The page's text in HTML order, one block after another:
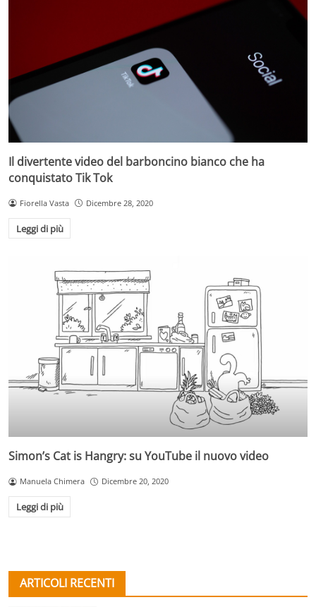
Il divertente video del barboncino bianco che ha
conquistato Tik Tok
Fiorella Vasta Dicembre 28, 2020
Leggi di più
Simon’s Cat is Hangry: su YouTube il nuovo video
Manuela Chimera Dicembre 20, 2020
Leggi di più
ARTICOLI RECENTI